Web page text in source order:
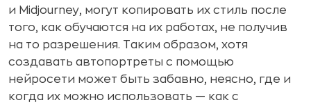
и Midjourney, могут копировать их стиль после
того, как обучаются на их работах, не получив
на то разрешения. Таким образом, хотя
создавать автопортреты с помощью
нейросети может быть забавно, неясно, где и
когда их можно использовать — как с